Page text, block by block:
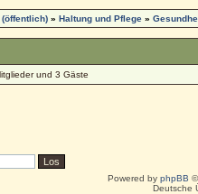
»Haltung und Pflege »
und 3 Gäste
Powered by phpBB
Deutsche